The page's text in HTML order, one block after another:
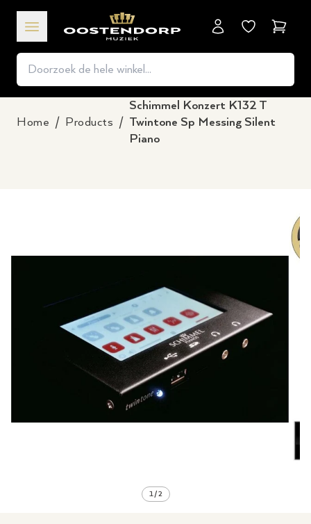
Home / Products /
Schimmel Konzert K132 T
Twintone Sp Messing Silent
Piano
1/2